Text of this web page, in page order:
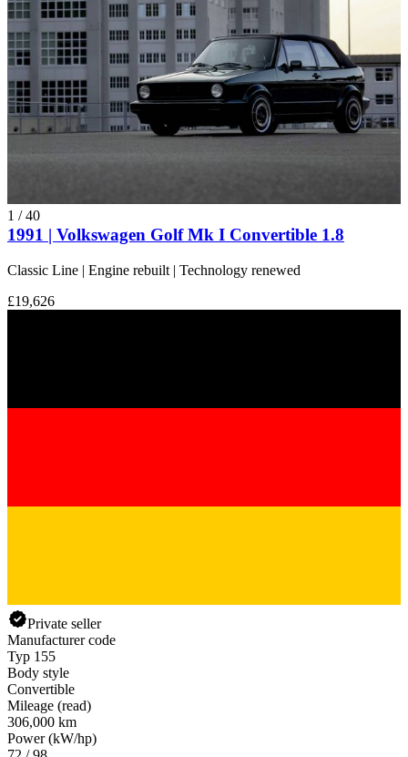
1 /40
1991 | Volkswagen Golf Mk I Convertible 1.8
Classic Line | Engine rebuilt | Technology renewed
£19,626
Private seller
Manufacturer code
Typ 155
Body style
Convertible
Mileage (read)
306,000 km
Power (kW/hp)